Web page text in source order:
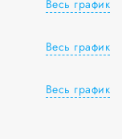
Весь график
Весь график
Весь график